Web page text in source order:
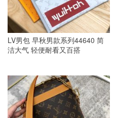
LV男包 早秋男款系列44640 简
洁大气 轻便耐看又百搭